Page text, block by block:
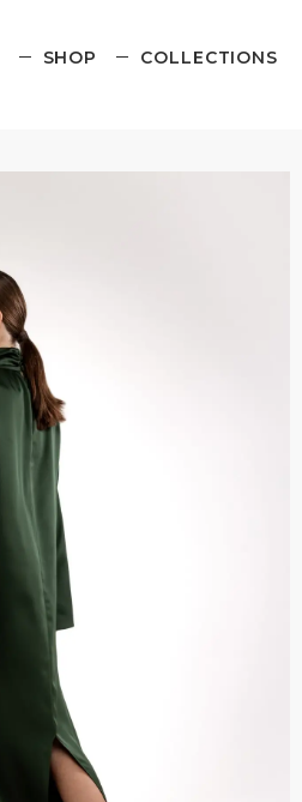
SHOP COLLECTIONS